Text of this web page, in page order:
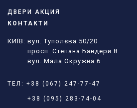
ДВЕРИ АКЦИЯ
КОНТАКТИ
КИЇВ: вул. Туполєва 50/20
просп. Степана Бандери 8
вул. Мала Окружна 6
ТЕЛ: +38 (067) 247-77-47
+38 (095) 283-74-04